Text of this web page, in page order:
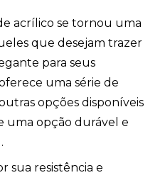
acrílico se tornou uma
que desejam trazer
para seus
uma série de
opções disponíveis
uma opção durável e
sua resistência e